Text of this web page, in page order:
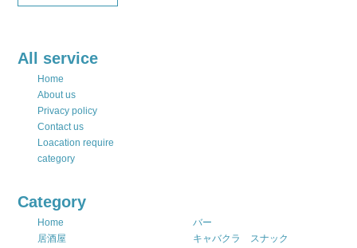
All service
Home
About us
Privacy policy
Contact us
Loacation require
category
Category
Home
バー
居酒屋
キャバクラ スナック